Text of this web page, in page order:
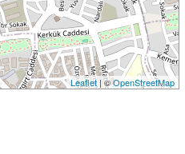
Leaflet| ©OpenStreetMap